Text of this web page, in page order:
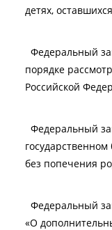
детях,
Федеральный
порядке
Российской
Федеральный
без попечения
Федеральный
«О